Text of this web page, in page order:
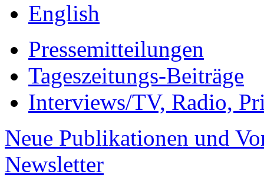
English
Pressemitteilungen
Tageszeitungs-Beiträge
Interviews/TV, Radio,
Neue Publikationen und
Newsletter